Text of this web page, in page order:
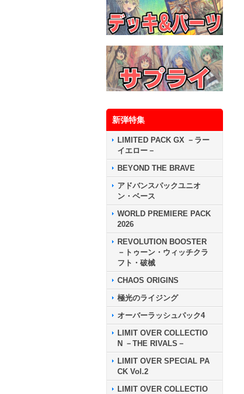
新弾特集
LIMITED PACK GX －ラー
イエロー－
BEYOND THE BRAVE
アドバンスパックユニオ
ン・ベース
WORLD PREMIERE PACK
2026
REVOLUTION BOOSTER
－トゥーン・ウィッチクラ
フト・破械
CHAOS ORIGINS
極光のライジング
オーバーラッシュパック4
LIMIT OVER COLLECTIO
N －THE RIVALS－
LIMIT OVER SPECIAL PA
CK Vol.2
LIMIT OVER COLLECTIO